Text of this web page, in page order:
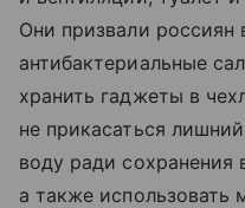
Они призвали россиян
антибактериальные
хранить гаджеты в
не прикасаться
воду ради сохранения
а также использовать